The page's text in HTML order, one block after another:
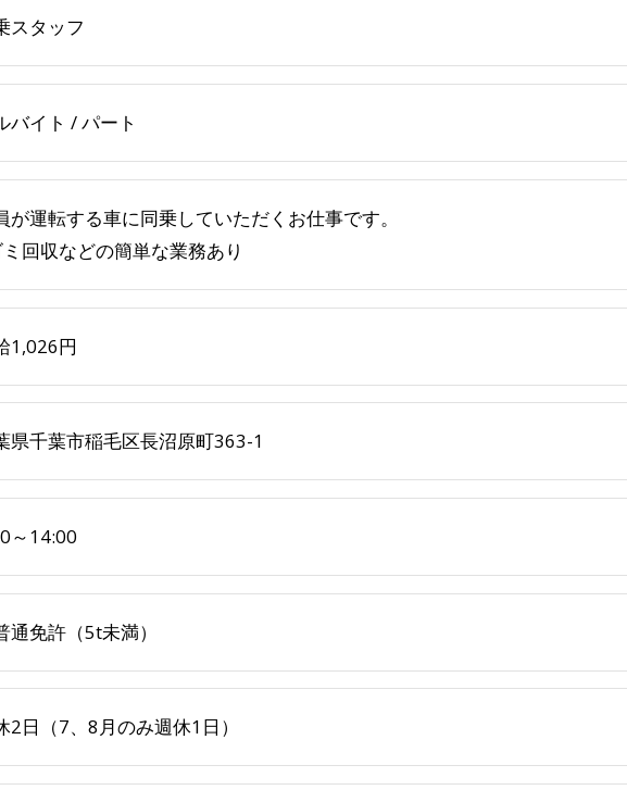
スタッフ
バイト / パート
が運転する車に同乗していただくお仕事です。
回収などの簡単な業務あり
1,026円
県千葉市稲毛区長沼原町363-1
～14:00
通免許（5t未満）
2日（7、8月のみ週休1日）